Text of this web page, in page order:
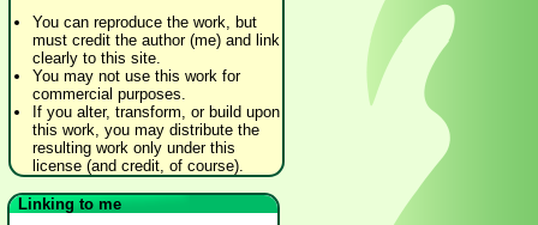
You can reproduce the work, but
must credit the author (me) and link
clearly to this site.
You may not use this work for
commercial purposes.
If you alter, transform, or build upon
this work, you may distribute the
resulting work only under this
license (and credit, of course).
Linking to me